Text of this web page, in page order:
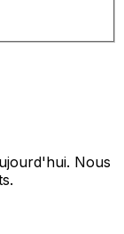
Nous